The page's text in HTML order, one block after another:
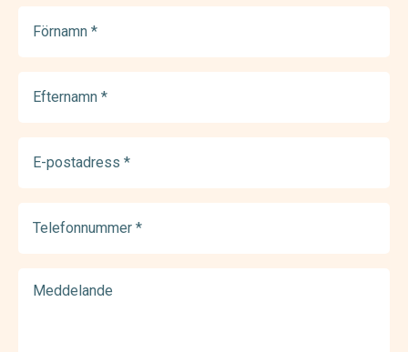
(Required)
(Required)
postadress
(Required)